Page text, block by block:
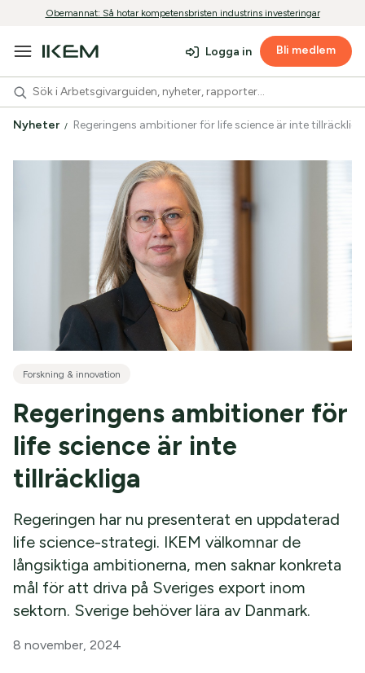
Obemannat: Så hotar kompetensbristen industrins investeringar
Logga in Bli medlem
Nyheter Regeringens ambitioner för life science är inte
Forskning & innovation
Regeringens ambitioner för
life science är inte
tillräckliga
Regeringen har nu presenterat en uppdaterad
life science-strategi. IKEM välkomnar de
långsiktiga ambitionerna, men saknar konkreta
mål för att driva på Sveriges export inom
sektorn. Sverige behöver lära av Danmark.
8 november, 2024